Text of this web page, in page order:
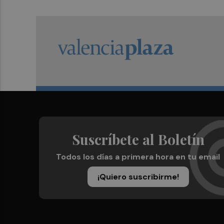
Suscríbete al Boletín
Todos los días a primera hora en tu email
¡Quiero suscribirme!